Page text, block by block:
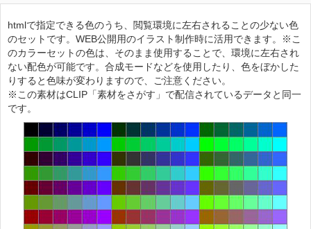
htmlで指定できる色のうち、閲覧環境に左右されることの少ない色
のセットです。WEB公開用のイラスト制作時に活用できます。※こ
のカラーセットの色は、そのまま使用することで、環境に左右され
ない配色が可能です。合成モードなどを使用したり、色をぼかした
りすると色味が変わりますので、ご注意ください。
※この素材はCLIP「素材をさがす」で配信されているデータと同一
です。